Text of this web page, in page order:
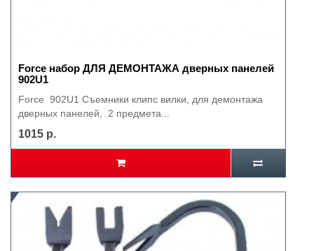
Force набор ДЛЯ ДЕМОНТАЖА дверных панелей
902U1
Force 902U1 Съeмники клипс вилки, для демонтажа
дверных панелей, 2 предмета...
1015 р.